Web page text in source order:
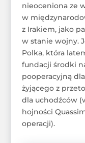
nieoceniona ze
w
z Irakiem, jako
w stanie wojny.
Polka, która
fundacji środki
pooperacyjną
żyjącego z
dla uchodźców
hojności
operacji).